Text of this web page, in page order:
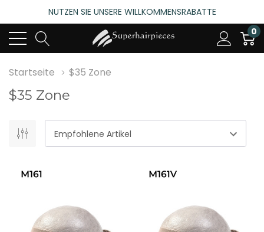
NUTZEN SIE UNSERE WILLKOMMENSRABATTE
4.6
(485 bewertungen)
NUTZEN SIE UNSERE WILLKOMMENSRABATTE
0
Startseite $35 Zone
$35 Zone